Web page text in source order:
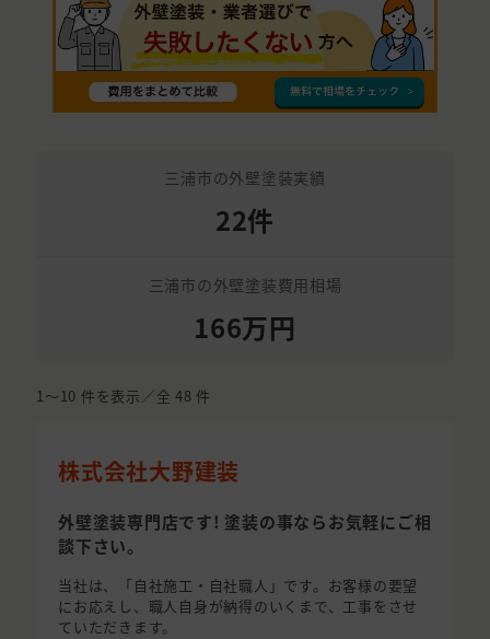
三浦市の外壁塗装実績
22件
三浦市の外壁塗装費用相場
166万円
1〜10 件を表示／全 48 件
株式会社大野建装
外壁塗装専門店です! 塗装の事ならお気軽にご相
談下さい。
当社は、「自社施工・自社職人」です。お客様の要望
にお応えし、職人自身が納得のいくまで、工事をさせ
ていただきます。